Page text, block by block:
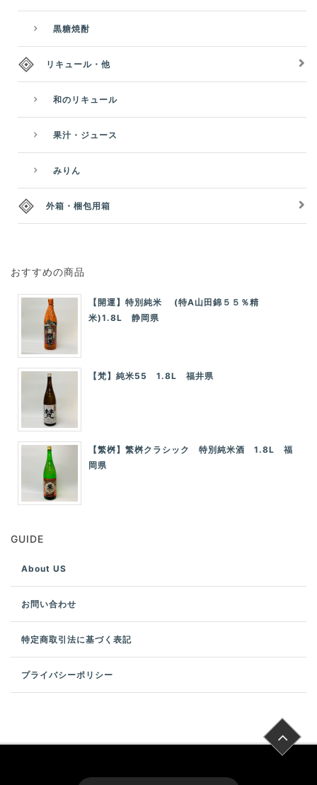
黒糖焼酎
リキュール・他
和のリキュール
果汁・ジュース
みりん
外箱・梱包用箱
おすすめの商品
【開運】特別純米 (特A山田錦５５％精
米)1.8L 静岡県
【梵】純米55 1.8L 福井県
【繁桝】繁桝クラシック 特別純米酒 1.8L 福
岡県
GUIDE
About US
お問い合わせ
特定商取引法に基づく表記
プライバシーポリシー